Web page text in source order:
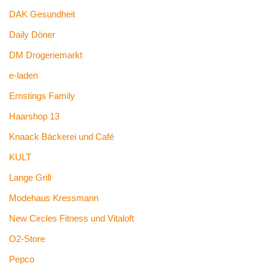
DAK Gesundheit
Daily Döner
DM Drogeriemarkt
e-laden
Ernstings Family
Haarshop 13
Knaack Bäckerei und Café
KULT
Lange Grill
Modehaus Kressmann
New Circles Fitness und Vitaloft
O2-Store
Pepco